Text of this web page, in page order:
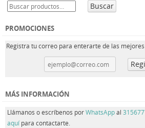
Buscar
PROMOCIONES
Registra tu correo para enterarte de las
MÁS INFORMACIÓN
Llámanos o escríbenos porWhatsAppal
aquí para contactarte.